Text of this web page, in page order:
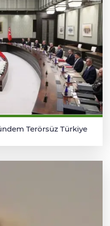
Terörsüz Türkiye